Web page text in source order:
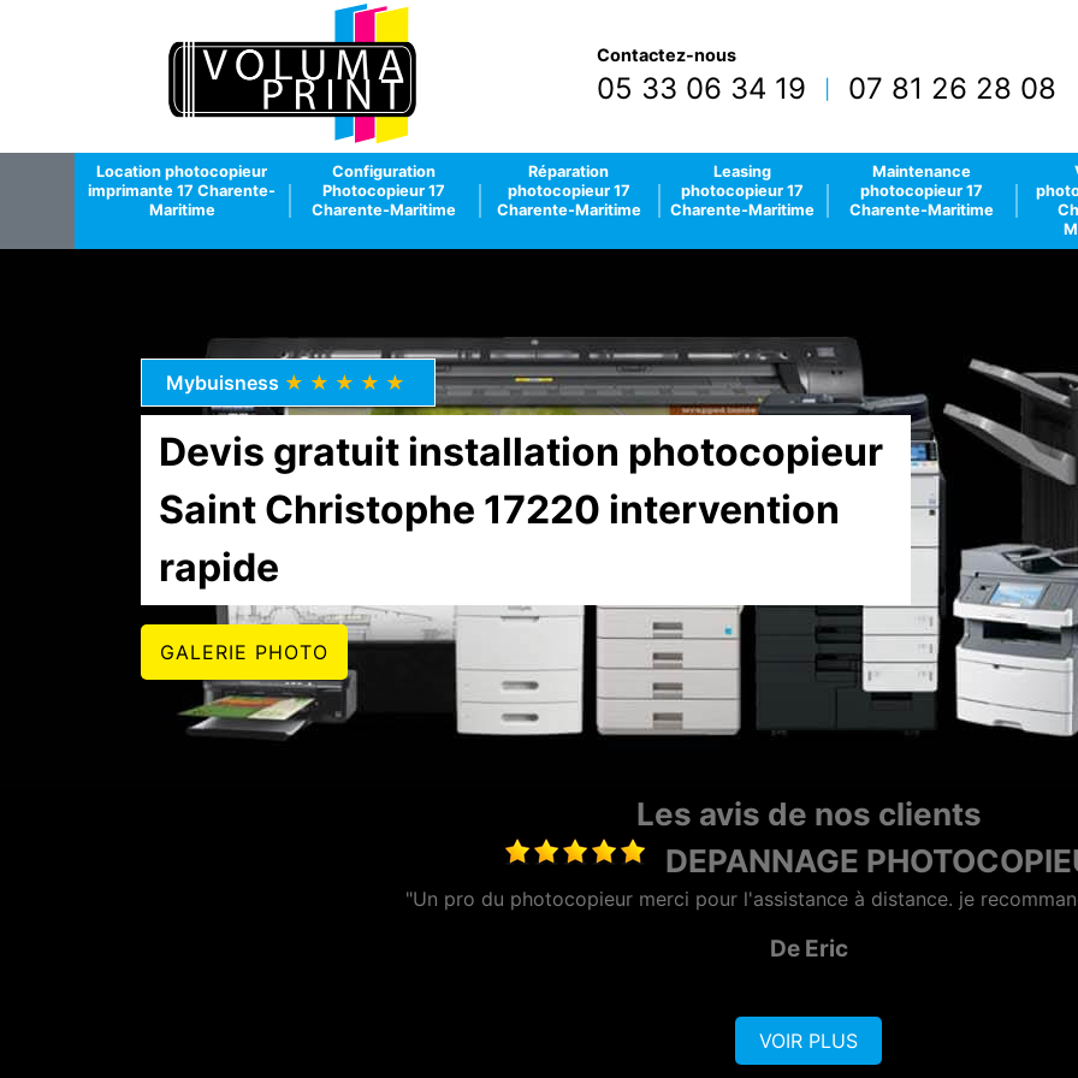
Contactez-nous
05 33 06 34 19 07 81 26 28 08
Location photocopieur
imprimante 17 Charente-
Maritime
Configuration
Photocopieur 17
Charente-Maritime
Réparation
photocopieur 17
Charente-Maritime
Leasing
photocopieur 17
Charente-Maritime
Maintenance
photocopieur 17
Charente-Maritime
Mybuisness ★★★★★
Devis gratuit installation photocopieur
Saint Christophe 17220 intervention
rapide
GALERIE PHOTO
Les avis de nos clients
MAINTENANCE
"Entreprise sérieuse et réactive, dotée d'une bonne équipe
VOIR PLUS